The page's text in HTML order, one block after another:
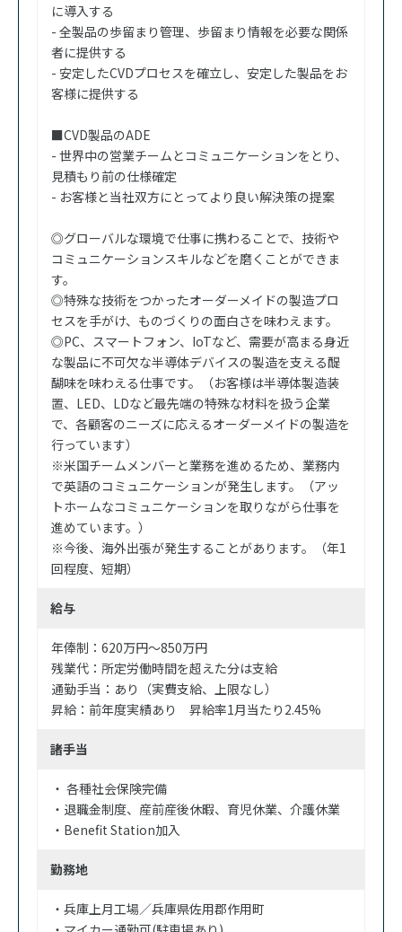
に導入する
- 全製品の歩留まり管理、歩留まり情報を必要な関係
者に提供する
- 安定したCVDプロセスを確立し、安定した製品をお
客様に提供する
■CVD製品のADE
- 世界中の営業チームとコミュニケーションをとり、
見積もり前の仕様確定
- お客様と当社双方にとってより良い解決策の提案
◎グローバルな環境で仕事に携わることで、技術や
コミュニケーションスキルなどを磨くことができま
す。
◎特殊な技術をつかったオーダーメイドの製造プロ
セスを手がけ、ものづくりの面白さを味わえます。
◎PC、スマートフォン、IoTなど、需要が高まる身近
な製品に不可欠な半導体デバイスの製造を支える醍
醐味を味わえる仕事です。（お客様は半導体製造装
置、LED、LDなど最先端の特殊な材料を扱う企業
で、各顧客のニーズに応えるオーダーメイドの製造を
行っています）
※米国チームメンバーと業務を進めるため、業務内
で英語のコミュニケーションが発生します。（アッ
トホームなコミュニケーションを取りながら仕事を
進めています。）
※今後、海外出張が発生することがあります。（年1
回程度、短期）
給与
年俸制：620万円～850万円
残業代：所定労働時間を超えた分は支給
通勤手当：あり（実費支給、上限なし）
昇給：前年度実績あり 昇給率1月当たり2.45%
諸手当
・ 各種社会保険完備
・退職金制度、産前産後休暇、育児休業、介護休業
・Benefit Station加入
勤務地
・兵庫上月工場／兵庫県佐用郡作用町